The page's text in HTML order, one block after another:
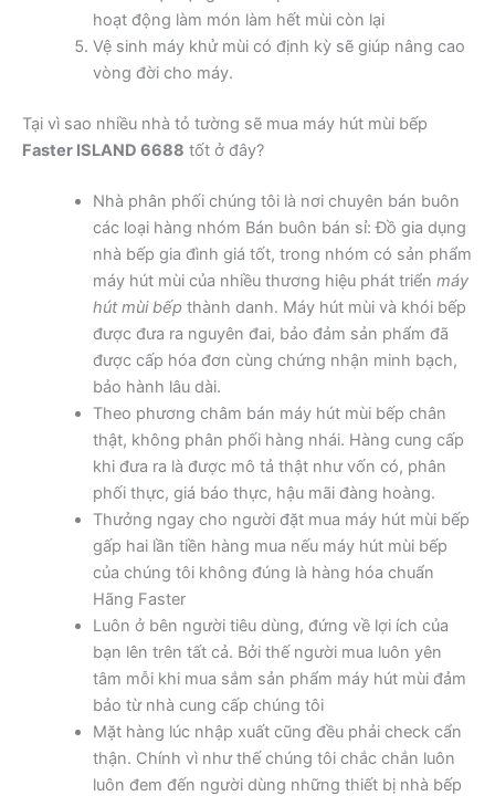
hoạt động làm món làm hết mùi còn lại
Vệ sinh máy khử mùi có định kỳ sẽ giúp nâng cao
vòng đời cho máy.
Tại vì sao nhiều nhà tỏ tường sẽ mua máy hút mùi bếp
Faster ISLAND 6688 tốt ở đây?
Nhà phân phối chúng tôi là nơi chuyên bán buôn
các loại hàng nhóm Bán buôn bán sỉ: Đồ gia dụng
nhà bếp gia đình giá tốt, trong nhóm có sản phẩm
máy hút mùi của nhiều thương hiệu phát triển máy
hút mùi bếp thành danh. Máy hút mùi và khói bếp
được đưa ra nguyên đai, bảo đảm sản phẩm đã
được cấp hóa đơn cùng chứng nhận minh bạch,
bảo hành lâu dài.
Theo phương châm bán máy hút mùi bếp chân
thật, không phân phối hàng nhái. Hàng cung cấp
khi đưa ra là được mô tả thật như vốn có, phân
phối thực, giá báo thực, hậu mãi đàng hoàng.
Thưởng ngay cho người đặt mua máy hút mùi bếp
gấp hai lần tiền hàng mua nếu máy hút mùi bếp
của chúng tôi không đúng là hàng hóa chuẩn
Hãng Faster
Luôn ở bên người tiêu dùng, đứng về lợi ích của
bạn lên trên tất cả. Bởi thế người mua luôn yên
tâm mỗi khi mua sắm sản phẩm máy hút mùi đảm
bảo từ nhà cung cấp chúng tôi
Mặt hàng lúc nhập xuất cũng đều phải check cẩn
thận. Chính vì như thế chúng tôi chắc chắn luôn
luôn đem đến người dùng những thiết bị nhà bếp